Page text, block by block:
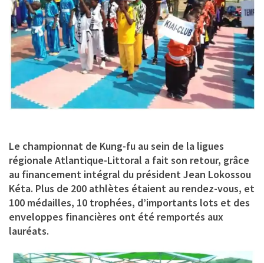
Le championnat de Kung-fu au sein de la ligues
régionale Atlantique-Littoral a fait son retour, grâce
au financement intégral du président Jean Lokossou
Kéta. Plus de 200 athlètes étaient au rendez-vous, et
100 médailles, 10 trophées, d’importants lots et des
enveloppes financières ont été remportés aux
lauréats.